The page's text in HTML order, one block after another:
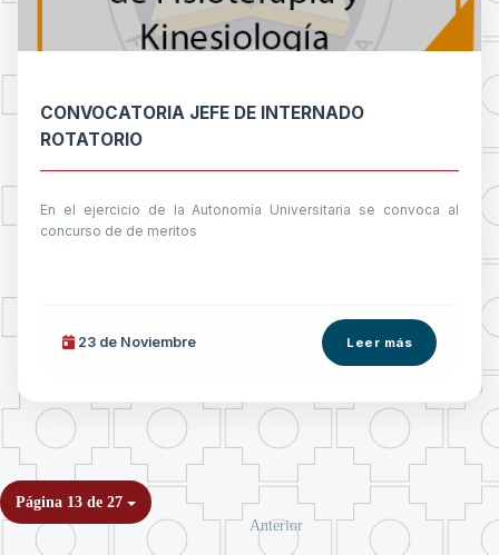
CONVOCATORIA JEFE DE INTERNADO
ROTATORIO
En el ejercicio de la Autonomía Universitaria se convoca al
concurso de de meritos
23 de Noviembre Leer más
Página 13 de 27
Anterior